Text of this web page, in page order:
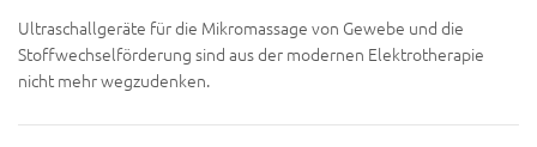
Ultraschallgeräte für die Mikromassage von Gewebe und die
Stoffwechselförderung sind aus der modernen Elektrotherapie
nicht mehr wegzudenken.